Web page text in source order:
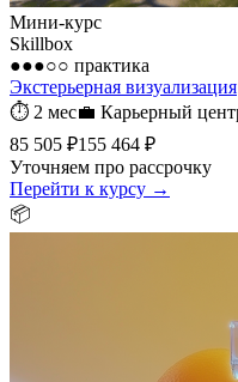
Мини-курс
Skillbox
●●●○○ практика
Экстерьерная визуализация
⏱ 2 мес💼 Карьерный
85 505 ₽155 464 ₽
Уточняем про рассрочку
Перейти к курсу →
📦